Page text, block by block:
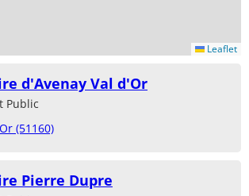
Leaflet
d'Avenay Val d'Or
Public
(51160)
Pierre Dupre